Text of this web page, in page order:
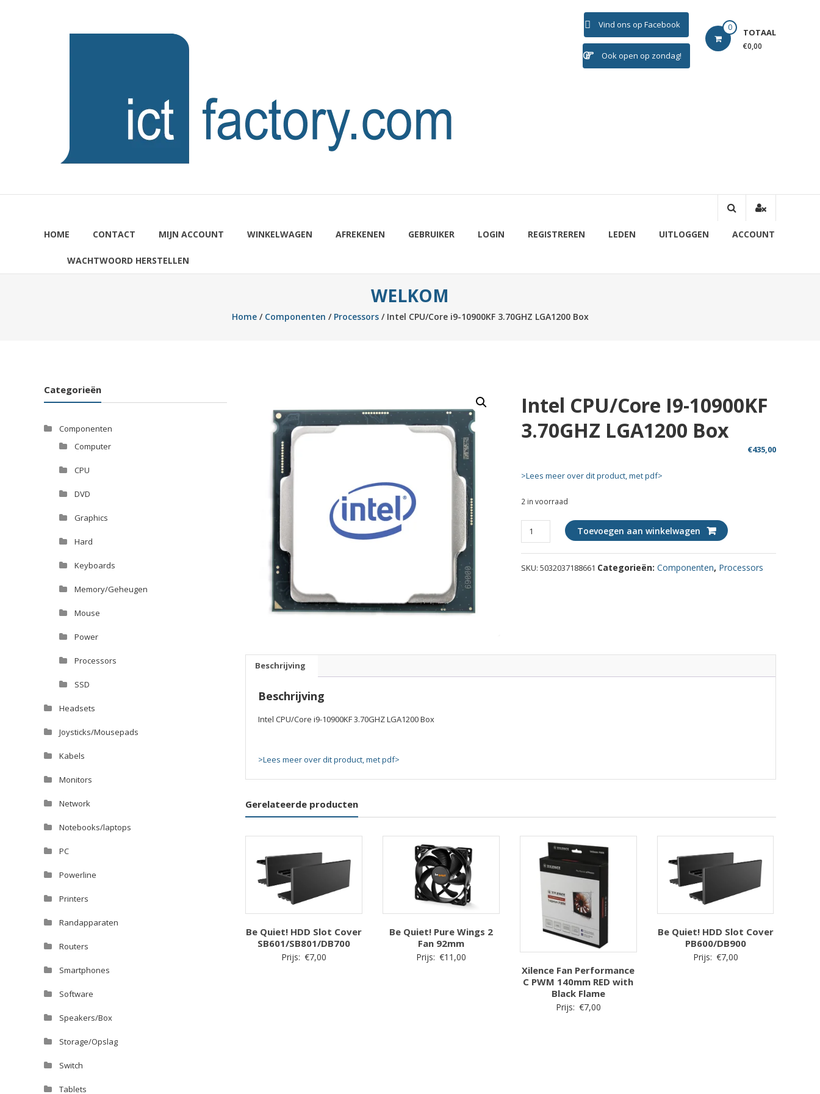
ICTFACTORY 0 TOTAAL
€0,00
Vind ons op Facebook
Ook open op zondag!
HOME CONTACT MIJN ACCOUNT WINKELWAGEN AFREKENEN GEBRUIKER LOGIN REGISTREREN LEDEN UITLOGGEN ACCOUNT
WACHTWOORD HERSTELLEN
WELKOM
Home/ Componenten / Processors/ Intel CPU/Core i9-10900KF 3.70GHZ LGA1200 Box
Intel CPU/Core I9-10900KF
3.70GHZ LGA1200 Box
€435,00
>Lees meer over dit product, met pdf>
2 in voorraad
Intel
CPU/Core
i9-
10900KF
Toevoegen aan winkelwagen
SKU:5032037188661 Categorieën:Componenten, Processors
Beschrijving
Beschrijving
Intel CPU/Core i9-10900KF 3.70GHZ LGA1200 Box
>Lees meer over dit product, met pdf>
Gerelateerde producten
Be Quiet! HDD Slot Cover
SB601/SB801/DB700
Prijs: €7,00
Be Quiet! Pure Wings 2
Fan 92mm
Prijs: €11,00
Xilence Fan Performance
C PWM 140mm RED with
Black Flame
Prijs: €7,00
Be Quiet! HDD Slot Cover
PB600/DB900
Prijs: €7,00
Categorieën
Componenten
Computer
CPU
DVD
Graphics
Hard
Keyboards
Memory/Geheugen
Mouse
Power
Processors
SSD
Headsets
Joysticks/Mousepads
Kabels
Monitors
Network
Notebooks/laptops
PC
Powerline
Printers
Randapparaten
Routers
Smartphones
Software
Speakers/Box
Storage/Opslag
Switch
Tablets